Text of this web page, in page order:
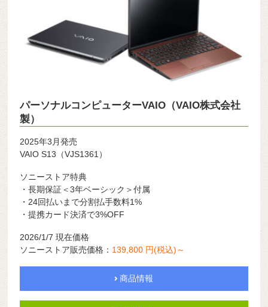
パーソナルコンピューターVAIO（VAIO株式会社
製）
2025年3月発売
VAIO S13（VJS1361）
ソニーストア特典
・長期保証＜3年ベーシック＞付属
・24回払いまで分割払手数料1%
・提携カード決済で3%OFF
2026/1/7 現在価格
ソニーストア販売価格： 139,800 円(税込)～
商品情報